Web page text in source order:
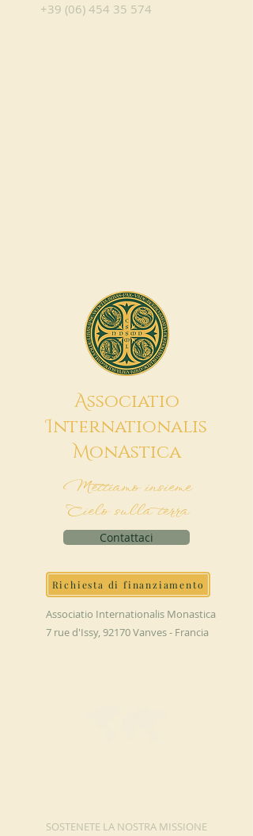
+39 (06) 454 35 574
Associatio
Internationalis
MonAstica
Mettiamo insieme
Cielo sulla terra
Contattaci
Richiesta di finanziamento
Associatio Internationalis Monastica
7 rue d'Issy, 92170 Vanves - Francia
SOSTENETE LA NOSTRA MISSIONE